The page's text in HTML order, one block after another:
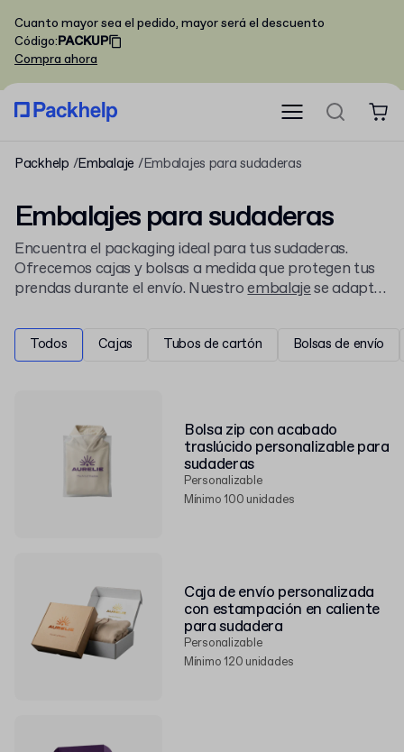
Cuanto mayor sea el pedido, mayor será el descuento
Código:PACKUP
Compra ahora
Packhelp Embalaje Embalajes para sudaderas
Embalajes para sudaderas
Encuentra el packaging ideal para tus sudaderas.
Ofrecemos cajas y bolsas a medida que protegen tus
prendas durante el envío. Nuestroembalajese adapta
embalajes para marcas de moda
desde 30 unidades.
Todos Cajas Tubos de cartón Bolsas de envío
Bolsa zip con acabado
traslúcido personalizable para
sudaderas
Personalizable
Mínimo 100 unidades
Caja de envío personalizada
con estampación en caliente
para sudadera
Personalizable
Mínimo 120 unidades